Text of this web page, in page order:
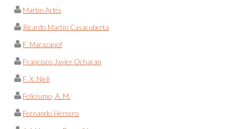
Martín Arlés
Ricardo Martín Casacuberta
F. Marazanof
Francisco Javier Ocharan
F. X. Niell
Felicísimo, A. M.
Fernando Herrero